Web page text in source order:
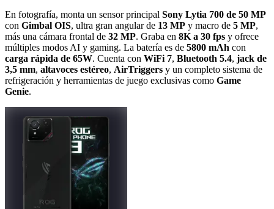
En fotografía, monta un sensor principal Sony Lytia 700 de 50 MP
con Gimbal OIS, ultra gran angular de 13 MP y macro de 5 MP,
más una cámara frontal de 32 MP. Graba en 8K a 30 fps y ofrece
múltiples modos AI y gaming. La batería es de 5800 mAh con
carga rápida de 65W. Cuenta con WiFi 7, Bluetooth 5.4, jack de
3,5 mm, altavoces estéreo, AirTriggers y un completo sistema de
refrigeración y herramientas de juego exclusivas como Game
Genie.